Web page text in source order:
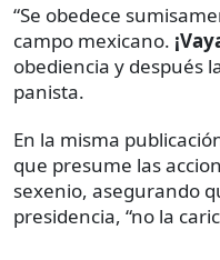
“Se obedece
campo mexicano.
obediencia y después
panista.
En la misma
que presume las
sexenio, asegurando
presidencia, “no la